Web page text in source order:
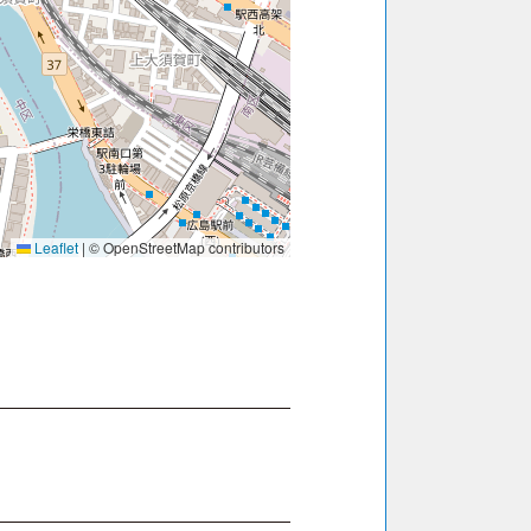
Leaflet | © OpenStreetMap contributors